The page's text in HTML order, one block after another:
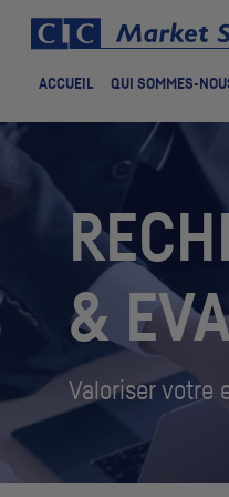
ACCUEIL QUI SOMMES-
&
Valoriser votre